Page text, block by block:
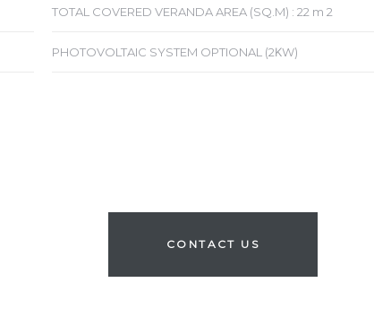
TOTAL COVERED VERANDA AREA (SQ.M) : 22 m 2
PHOTOVOLTAIC SYSTEM OPTIONAL (2ΚW)
CONTACT US